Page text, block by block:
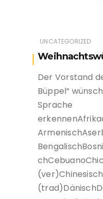
UNCATEGORIZED
Der Vorstand
Büppel“
Sprache
(ver)Chinesisch